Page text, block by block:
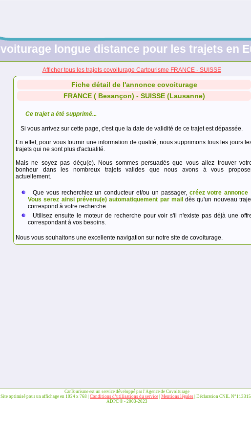
longue distance pour les trajets en
Afficher tous les trajets covoiturage Cartourisme FRANCE - SUISSE
Fiche détail de l'annonce covoiturage
FRANCE ( Besançon) - SUISSE (Lausanne)
Ce trajet a été supprimé...
Si vous arrivez sur cette page, c'est que la date de validité de ce trajet est dépassée.
En effet, pour vous fournir une information de qualité, nous supprimons tous les jours
trajets qui ne sont plus d'actualité.
Mais ne soyez pas déçu(e). Nous sommes persuadés que vous allez trouver
bonheur dans les nombreux trajets valides que nous avons à vous
actuellement.
Que vous recherchiez un conducteur et/ou un passager, créez votre annonce
Vous serez ainsi prévenu(e) automatiquement par mail dès qu'un nouveau
correspond à votre recherche.
Utilisez ensuite le moteur de recherche pour voir s'il n'existe pas déjà une
correspondant à vos besoins.
Nous vous souhaitons une excellente navigation sur notre site de covoiturage.
CarTourisme est un service développé par l'Agence de Covoiturage
Site optimisé pour un affichage en 1024 x 768 | Conditions d’utilisations du service Mentions légales | Déclaration CNIL
ADPC © - 2003-2023